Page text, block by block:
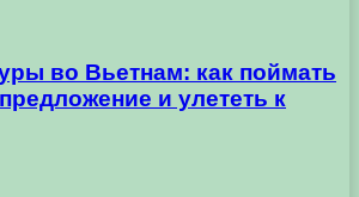
во Вьетнам: как поймать
и улететь к